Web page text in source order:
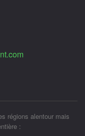
régions alentour mais
: